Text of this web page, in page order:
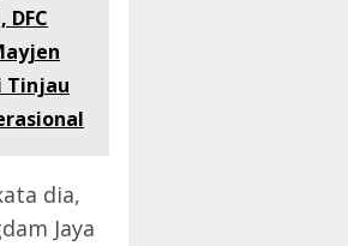
DFC
Tinjau
dia,
Jaya